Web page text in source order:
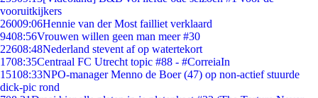
vooruitkijkers
26009:06Hennie van der Most failliet verklaard
9408:56Vrouwen willen geen man meer #30
22608:48Nederland stevent af op watertekort
1708:35Centraal FC Utrecht topic #88 - #CorreiaIn
15108:33NPO-manager Menno de Boer (47) op non-actief stuurde
dick-pic rond